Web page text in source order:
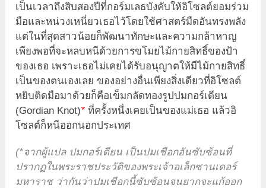
เป็นเวลาถึงสิบสองปีที่กอร์มเลธบังคับให้อิโซลต์ยอมร่วม
มือและหน่วงเหนี่ยวเธอไว้โดยใช้ศาสตร์มืดอันทรงพลัง
แต่ในที่สุดสาวน้อยก็พัฒนาทักษะและความกล้าหาญ
เพียงพอที่จะหลบหนีด้วยการขโมยไม้กายสิทธิ์ของป้า
ของเธอ เพราะเธอไม่เคยได้รับอนุญาตให้มีไม้กายสิทธิ์
เป็นของตนเองเลย ของอย่างอื่นเพียงสิ่งเดียวที่อิโซลต์
หยิบติดมือมาด้วยก็คือเข็มกลัดทองรูปปมกอร์เดียน
(Gordian Knot)* ที่ครั้งหนึ่งเคยเป็นของแม่เธอ แล้วอิ
โซลต์ก็หนีออกนอกประเทศ
(*จากผู้แปล ปมกอร์เดียน เป็นปมเชือกอันซับซ้อนที่
ปรากฏในพระราชประวัติของพระเจ้าอเล็กซานเดอร์
มหาราช ว่ากันว่าปมเชือกนี้ซับซ้อนจนยากจะแก้ออก